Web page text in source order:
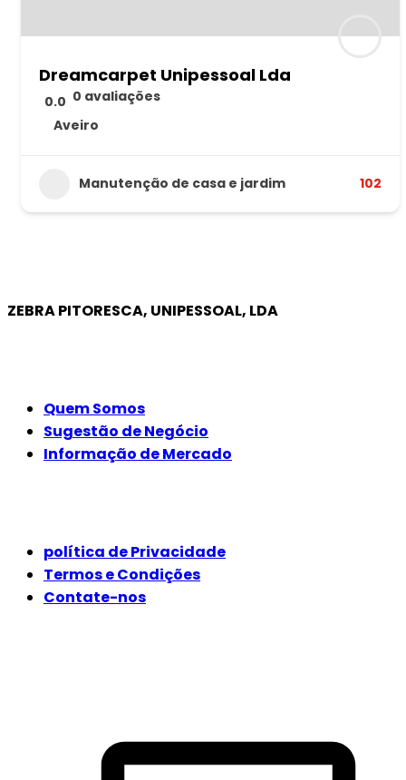
Dreamcarpet Unipessoal Lda
0.0 0 avaliações
Aveiro
Manutenção de casa e jardim 102
ZEBRA PITORESCA, UNIPESSOAL, LDA
Quem Somos
Sugestão de Negócio
Informação de Mercado
política de Privacidade
Termos e Condições
Contate-nos